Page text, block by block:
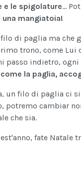
e le spigolature...
mangiatoia!
di paglia ma che
trono, come Lui
passo indietro, ogni
la paglia,
un filo di paglia ci
potremo cambiar
che sia.
fate Natale
DICEMBRE 2012 -